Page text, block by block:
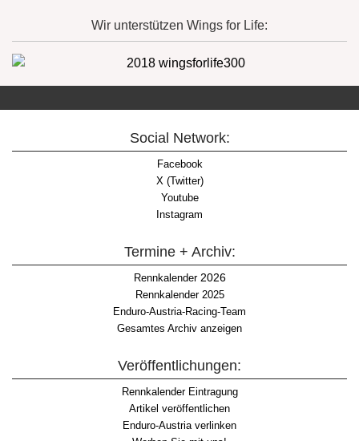
Wir unterstützen Wings for Life:
Social Network:
Facebook
X (Twitter)
Youtube
Instagram
Termine + Archiv:
Rennkalender2026
Rennkalender 2025
Enduro-Austria-Racing-Team
Gesamtes Archiv anzeigen
Veröffentlichungen:
Rennkalender Eintragung
Artikel veröffentlichen
Enduro-Austria verlinken